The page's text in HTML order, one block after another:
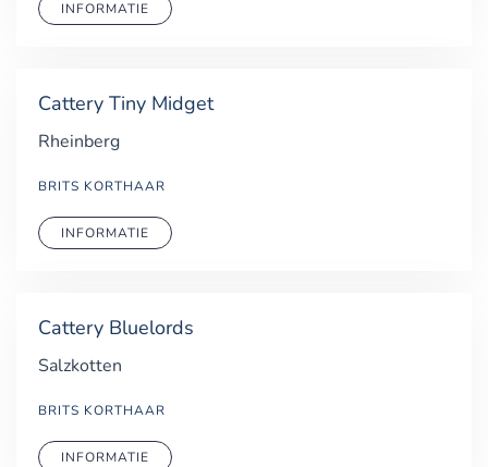
INFORMATIE
Cattery Tiny Midget
Rheinberg
BRITS KORTHAAR
INFORMATIE
Cattery Bluelords
Salzkotten
BRITS KORTHAAR
INFORMATIE